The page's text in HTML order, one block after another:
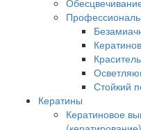
Стойкий
Кератины
Кератиновое